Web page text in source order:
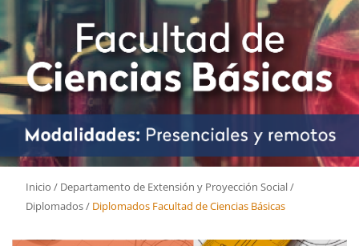
Inicio / Departamento de Extensión y Proyección Social/
Diplomados/Diplomados Facultad de Ciencias Básicas